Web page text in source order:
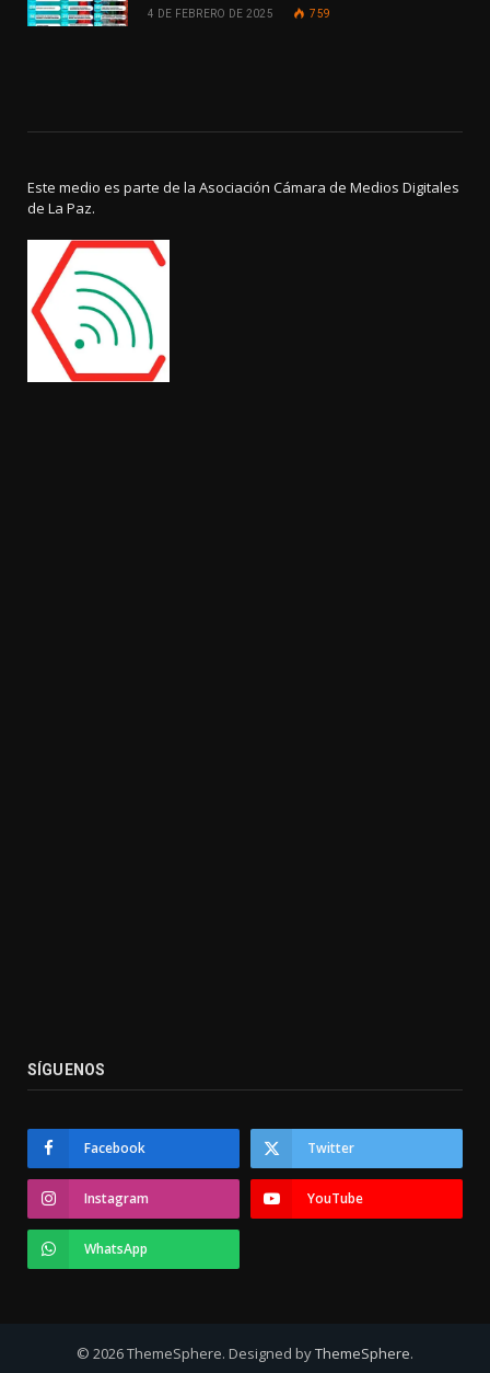
4 DE FEBRERO DE 2025 759
Este medio es parte de la Asociación Cámara de Medios Digitales
de La Paz.
SÍGUENOS
Facebook Twitter
Instagram YouTube
WhatsApp
© 2026 ThemeSphere. Designed byThemeSphere.